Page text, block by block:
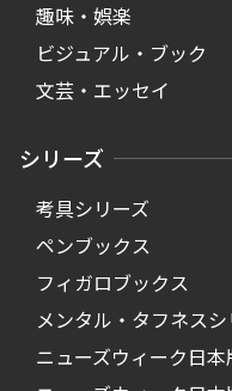
趣味・娯楽
ビジュアル・ブック
文芸・エッセイ
シリーズ
考具シリーズ
ペンブックス
フィガロブックス
メンタル・タフネスシ
ニューズウィーク日